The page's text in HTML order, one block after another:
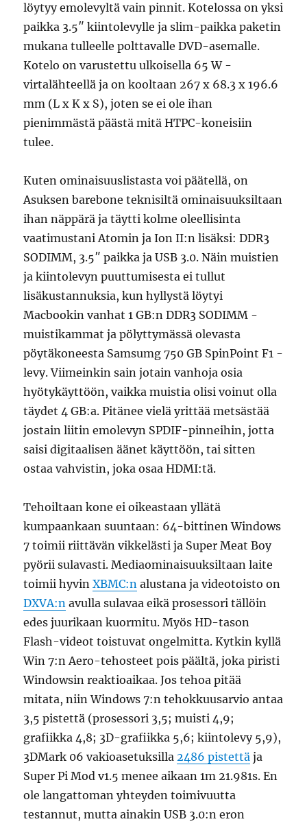
löytyy emolevyltä vain pinnit. Kotelossa on yksi
paikka 3.5″ kiintolevylle ja slim-paikka paketin
mukana tulleelle polttavalle DVD-asemalle.
Kotelo on varustettu ulkoisella 65 W -
virtalähteellä ja on kooltaan 267 x 68.3 x 196.6
mm (L x K x S), joten se ei ole ihan
pienimmästä päästä mitä HTPC-koneisiin
tulee.
Kuten ominaisuuslistasta voi päätellä, on
Asuksen barebone teknisiltä ominaisuuksiltaan
ihan näppärä ja täytti kolme oleellisinta
vaatimustani Atomin ja Ion II:n lisäksi: DDR3
SODIMM, 3.5″ paikka ja USB 3.0. Näin muistien
ja kiintolevyn puuttumisesta ei tullut
lisäkustannuksia, kun hyllystä löytyi
Macbookin vanhat 1 GB:n DDR3 SODIMM -
muistikammat ja pölyttymässä olevasta
pöytäkoneesta Samsumg 750 GB SpinPoint F1 -
levy. Viimeinkin sain jotain vanhoja osia
hyötykäyttöön, vaikka muistia olisi voinut olla
täydet 4 GB:a. Pitänee vielä yrittää metsästää
jostain liitin emolevyn SPDIF-pinneihin, jotta
saisi digitaalisen äänet käyttöön, tai sitten
ostaa vahvistin, joka osaa HDMI:tä.
Tehoiltaan kone ei oikeastaan yllätä
kumpaankaan suuntaan: 64-bittinen Windows
7 toimii riittävän vikkelästi ja Super Meat Boy
pyörii sulavasti. Mediaominaisuuksiltaan laite
toimii hyvinXBMC:n alustana ja videotoisto on
DXVA:n avulla sulavaa eikä prosessori tällöin
edes juurikaan kuormitu. Myös HD-tason
Flash-videot toistuvat ongelmitta. Kytkin kyllä
Win 7:n Aero-tehosteet pois päältä, joka piristi
Windowsin reaktioaikaa. Jos tehoa pitää
mitata, niin Windows 7:n tehokkuusarvio antaa
3,5 pistettä (prosessori 3,5; muisti 4,9;
grafiikka 4,8; 3D-grafiikka 5,6; kiintolevy 5,9),
3DMark 06 vakioasetuksilla2486 pistettä ja
Super Pi Mod v1.5 menee aikaan 1m 21.981s. En
ole langattoman yhteyden toimivuutta
testannut, mutta ainakin USB 3.0:n eron